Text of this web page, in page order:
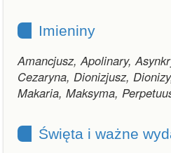
Imieniny
Amancjusz, Apolinary,
Cezaryna, Dionizjusz,
Makaria, Maksyma,
Święta i ważne